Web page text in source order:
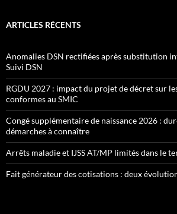
ARTICLES RÉCENTS
Anomalies DSN rectifiées après substitution
Suivi DSN
RGDU 2027 : impact du projet de décret sur
conformes au SMIC
Congé supplémentaire de naissance 2026 :
démarches à connaître
Arrêts maladie et IJSS AT/MP limités dans le
Fait générateur des cotisations : deux